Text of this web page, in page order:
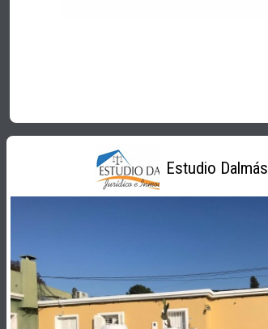
Estudio Dalmás